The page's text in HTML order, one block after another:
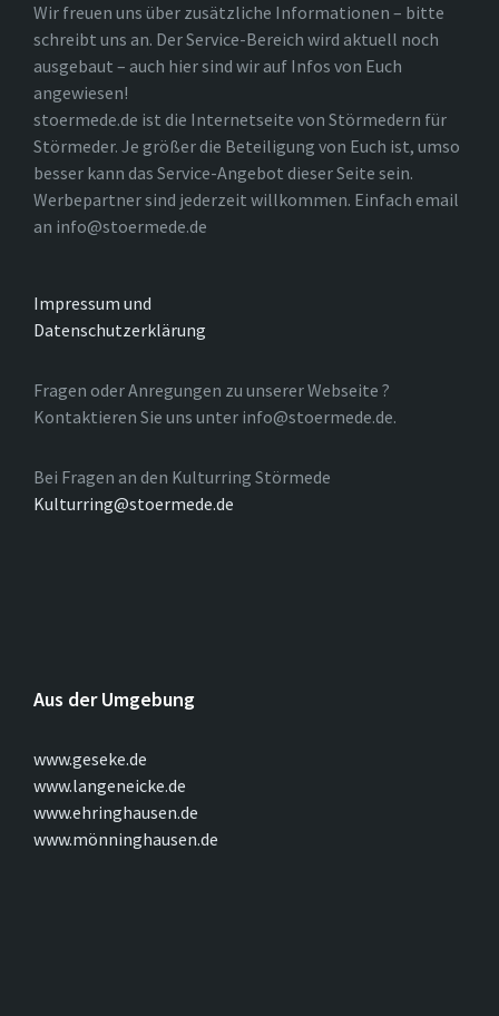
Wir freuen uns über zusätzliche Informationen – bitte
schreibt uns an. Der Service-Bereich wird aktuell noch
ausgebaut – auch hier sind wir auf Infos von Euch
angewiesen!
stoermede.de ist die Internetseite von Störmedern für
Störmeder. Je größer die Beteiligung von Euch ist, umso
besser kann das Service-Angebot dieser Seite sein.
Werbepartner sind jederzeit willkommen. Einfach email
an info@stoermede.de
Impressum und
Datenschutzerklärung
Fragen oder Anregungen zu unserer Webseite ?
Kontaktieren Sie uns unter info@stoermede.de.
Bei Fragen an den Kulturring Störmede
Kulturring@stoermede.de
Aus der Umgebung
www.geseke.de
www.langeneicke.de
www.ehringhausen.de
www.mönninghausen.de